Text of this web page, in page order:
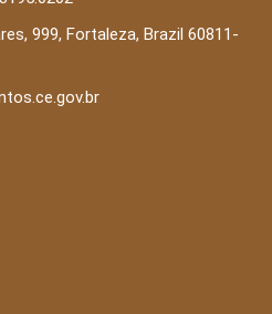
999, Fortaleza, Brazil 60811-